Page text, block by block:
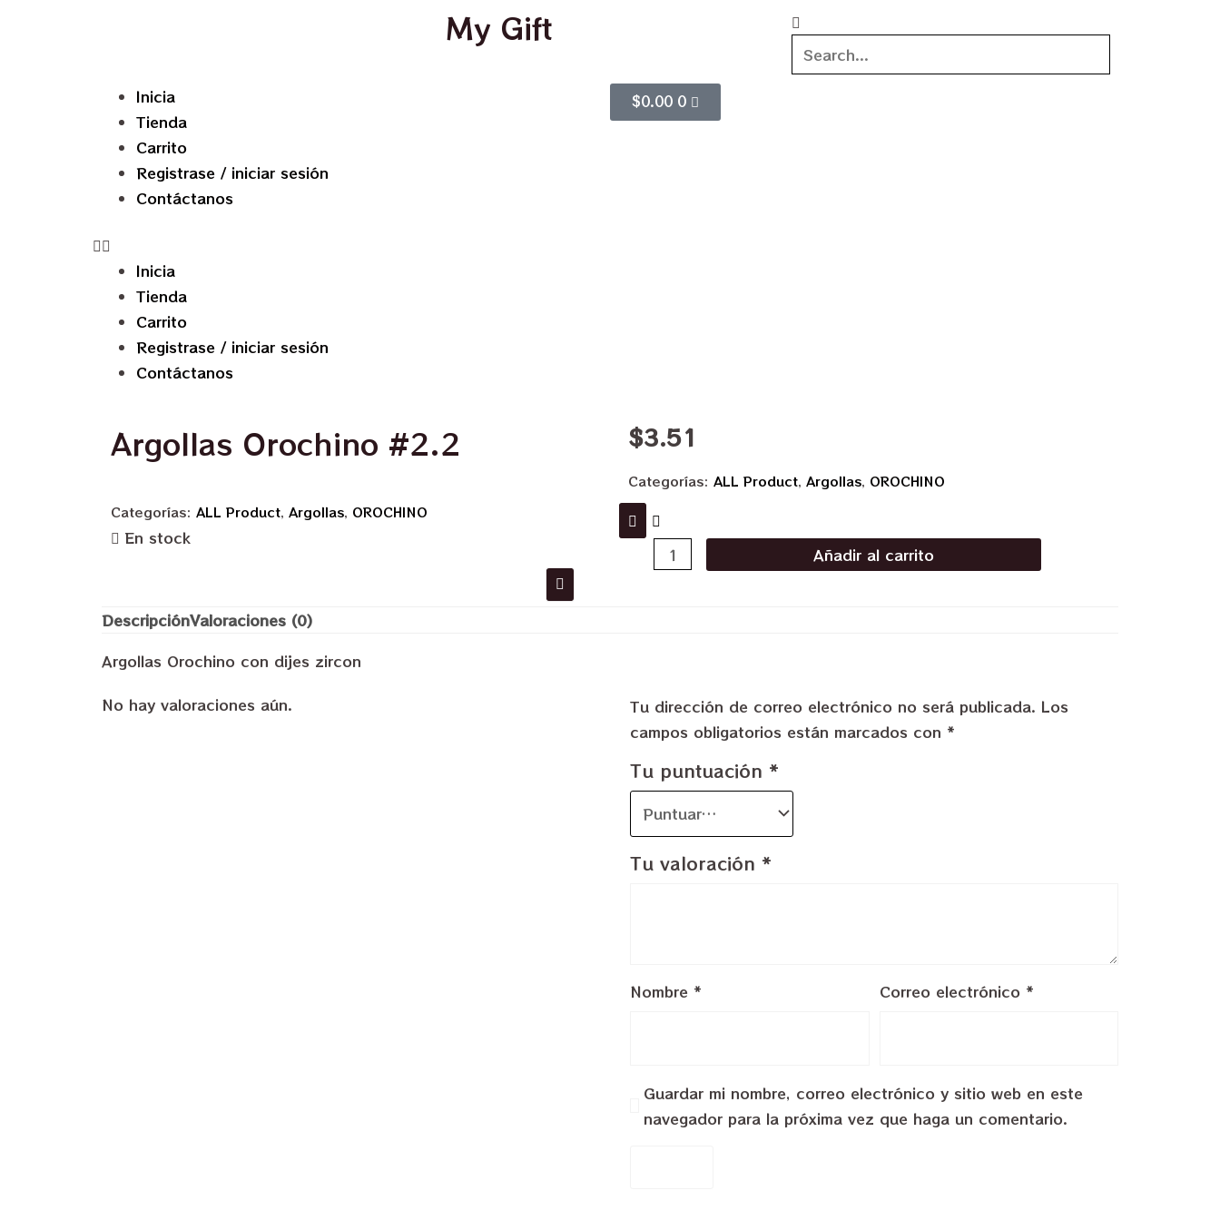
My Gift
Inicia
Tienda
Carrito
Registrase / iniciar sesión
Contáctanos
Inicia
Tienda
Carrito
Registrase / iniciar sesión
Contáctanos
$0.00 0
Argollas Orochino #2.2
Categorías: ALL Product, Argollas, OROCHINO
En stock
$3.51
Categorías: ALL Product, Argollas, OROCHINO
Añadir al carrito
DescripciónValoraciones (0)
Argollas Orochino con dijes zircon
No hay valoraciones aún.
Tu dirección de correo electrónico no será publicada. Los
campos obligatorios están marcados con *
Tu puntuación *
Tu valoración *
Nombre * Correo electrónico *
Guardar mi nombre, correo electrónico y sitio web en este
navegador para la próxima vez que haga un comentario.